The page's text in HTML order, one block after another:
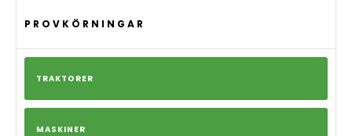
PROVKÖRNINGAR
TRAKTORER
MASKINER